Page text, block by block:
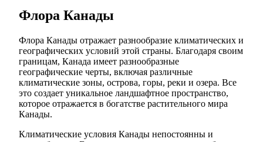
Флора Канады
Флора Канады отражает разнообразие климатических и
географических условий этой страны. Благодаря своим
границам, Канада имеет разнообразные
географические черты, включая различные
климатические зоны, острова, горы, реки и озера. Все
это создает уникальное ландшафтное пространство,
которое отражается в богатстве растительного мира
Канады.
Климатические условия Канады непостоянны и